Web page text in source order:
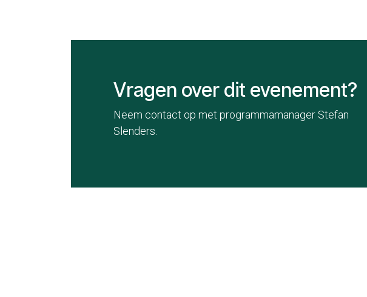
Vragen over dit evenement?
Neem contact op met programmamanager Stefan
Slenders.